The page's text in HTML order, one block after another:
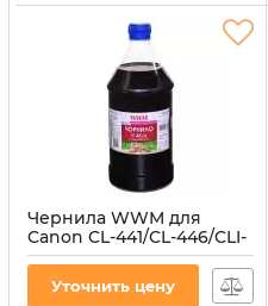
Чернила WWM для
Canon CL-441/CL-446/CLI-
451M 1000г Magenta
(C45/M-4)
Уточнить цену